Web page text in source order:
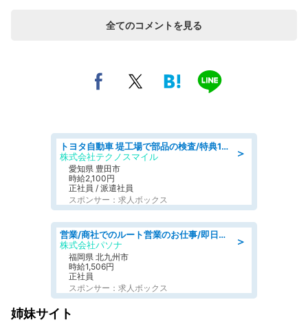
全てのコメントを見る
＞
トヨタ自動車 堤工場で部品の検査/特典168万/tutumi
株式会社テクノスマイル
愛知県 豊田市
時給2,100円
正社員 / 派遣社員
スポンサー：求人ボックス
＞
営業/商社でのルート営業のお仕事/即日勤務可/車通勤可/営業
株式会社パソナ
福岡県 北九州市
時給1,506円
正社員
スポンサー：求人ボックス
姉妹サイト